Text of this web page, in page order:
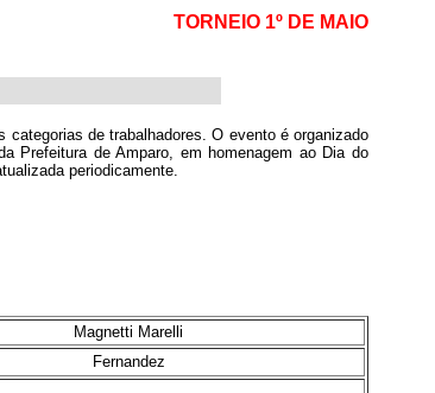
TORNEIO 1º DE MAIO
de trabalhadores. O evento é organizado
Prefeitura de Amparo, em homenagem ao Dia do
periodicamente.
Magnetti Marelli
Fernandez